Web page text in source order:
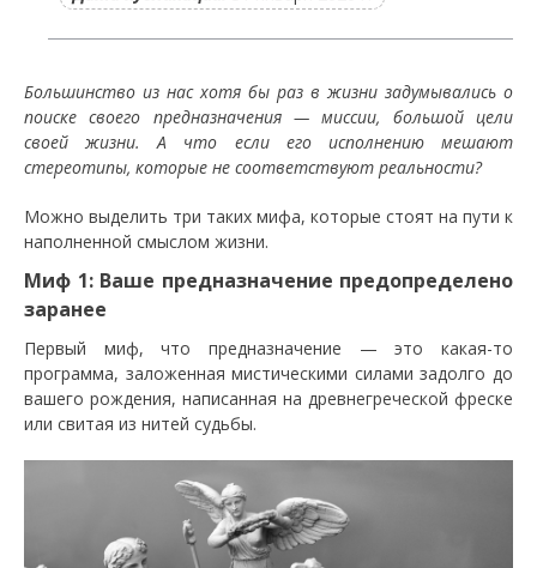
Большинство из нас хотя бы раз в жизни задумывались о
поиске своего предназначения — миссии, большой цели
своей жизни. А что если его исполнению мешают
стереотипы, которые не соответствуют реальности?
Можно выделить три таких мифа, которые стоят на пути к
наполненной смыслом жизни.
Миф 1: Ваше предназначение предопределено
заранее
Первый миф, что предназначение — это какая-то
программа, заложенная мистическими силами задолго до
вашего рождения, написанная на древнегреческой фреске
или свитая из нитей судьбы.